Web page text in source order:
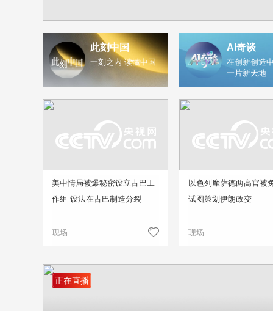
此刻中国
一刻之内 读懂中国
AI奇谈
在创新创造
一片新天地
美中情局被爆秘密设立古巴工
作组 设法在古巴制造分裂
现场
以色列摩萨德两高官被
试图策划伊朗政变
现场
正在直播